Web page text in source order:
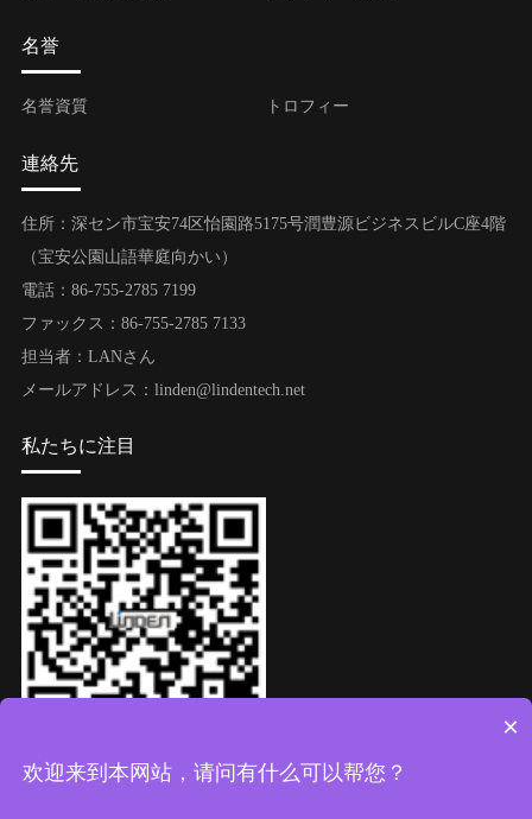
名誉
名誉資質 トロフィー
連絡先
住所：深セン市宝安74区怡園路5175号潤豊源ビジネスビルC座4階
（宝安公園山語華庭向かい）
電話：86-755-2785 7199
ファックス：86-755-2785 7133
担当者：LANさん
メールアドレス：linden@lindentech.net
私たちに注目
ウィーチャット公式アカウント
×
欢迎来到本网站，请问有什么可以帮您？